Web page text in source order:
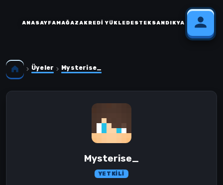
ANASAYFAMAĞAZAKREDI YÜKLEDESTEKSANDIKYARDIM
Üyeler Mysterise_
Mysterise_
YETKILI